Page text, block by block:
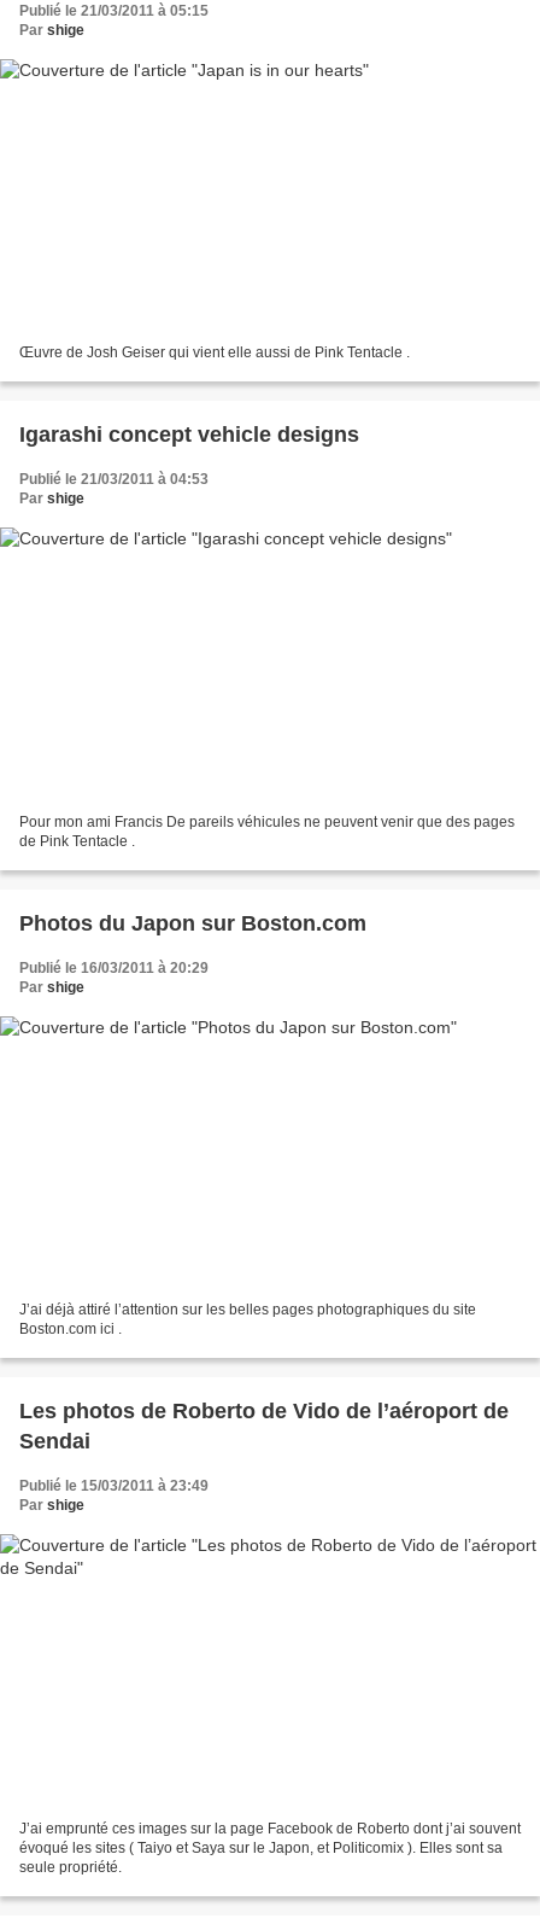
Publié le 21/03/2011 à 05:15
Par shige
Œuvre de Josh Geiser qui vient elle aussi de Pink Tentacle .
Igarashi concept vehicle designs
Publié le 21/03/2011 à 04:53
Par shige
Pour mon ami Francis De pareils véhicules ne peuvent venir que des pages
de Pink Tentacle .
Photos du Japon sur Boston.com
Publié le 16/03/2011 à 20:29
Par shige
J’ai déjà attiré l’attention sur les belles pages photographiques du site
Boston.com ici .
Les photos de Roberto de Vido de l’aéroport de
Sendai
Publié le 15/03/2011 à 23:49
Par shige
J’ai emprunté ces images sur la page Facebook de Roberto dont j’ai souvent
évoqué les sites ( Taiyo et Saya sur le Japon, et Politicomix ). Elles sont sa
seule propriété.